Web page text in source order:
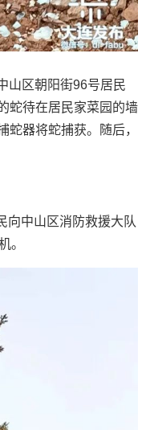
山区朝阳街96号居民
蛇待在居民家菜园的墙
器将蛇捕获。随后，
向中山区消防救援大队
。